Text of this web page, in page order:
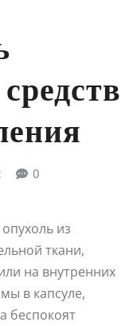
0
из
ткани,
на внутренних
в капсуле,
беспокоят